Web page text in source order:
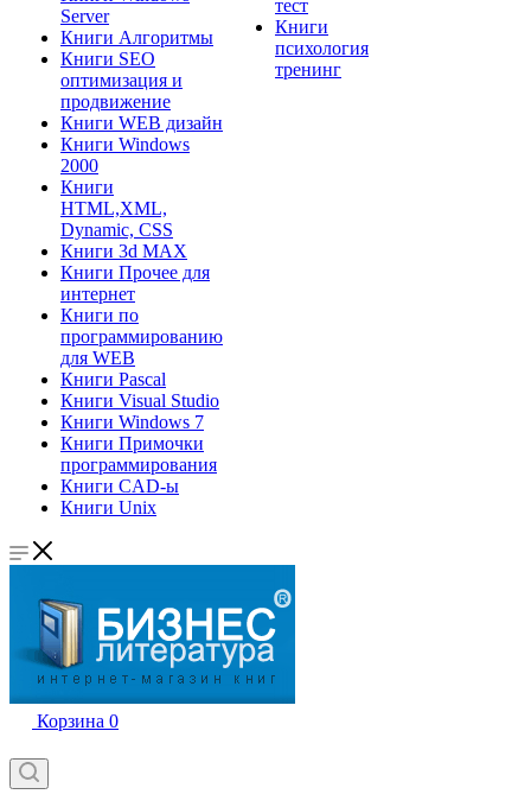
Server
Книги Алгоритмы
Книги SEO
оптимизация и
продвижение
Книги WEB дизайн
Книги Windows
2000
Книги
HTML,XML,
Dynamic, CSS
Книги 3d MAX
Книги Прочее для
интернет
Книги по
программированию
для WEB
Книги Pascal
Книги Visual Studio
Книги Windows 7
Книги Примочки
программирования
Книги CAD-ы
Книги Unix
тест
Книги
психология
тренинг
Корзина 0